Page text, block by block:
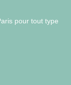
pour tout type